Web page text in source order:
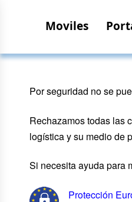
Moviles
Por seguridad no se
Rechazamos todas las
logística y su medio de
Si necesita ayuda para
Protección